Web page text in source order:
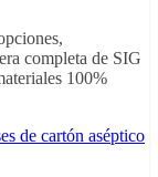
completa de SIG
100%
de cartón aséptico